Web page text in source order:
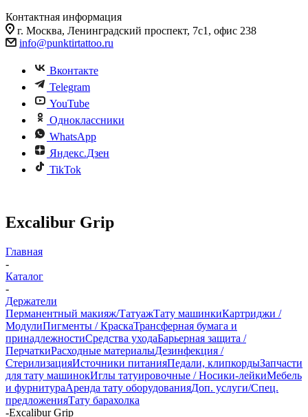
Контактная информация
г. Москва, Ленинградский проспект, 7с1, офис 238
info@punktirtattoo.ru
Вконтакте
Telegram
YouTube
Одноклассники
WhatsApp
Яндекс.Дзен
TikTok
Excalibur Grip
Главная
-
Каталог
-
Держатели
Перманентный макияж/ТатуажТату машинкиКартриджи /
МодулиПигменты / КраскаТрансферная бумага и
принадлежностиСредства уходаБарьерная защита /
ПерчаткиРасходные материалыДезинфекция /
СтерилизацияИсточники питанияПедали, клипкордыЗапчасти
для тату машинокИглы татуировочные / Носики-лейкиМебель
и фурнитураАренда тату оборудованияДоп. услуги/Спец.
предложенияТату барахолка
-Excalibur Grip